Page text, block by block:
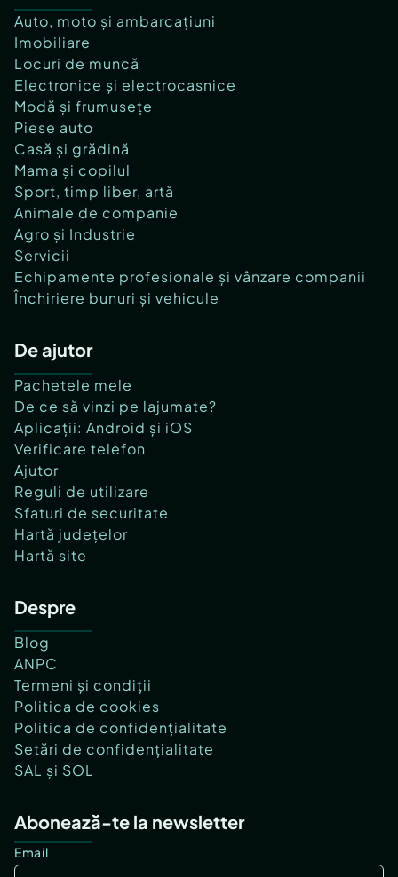
Auto, moto și ambarcațiuni
Imobiliare
Locuri de muncă
Electronice și electrocasnice
Modă și frumusețe
Piese auto
Casă și grădină
Mama și copilul
Sport, timp liber, artă
Animale de companie
Agro și Industrie
Servicii
Echipamente profesionale și vânzare companii
Închiriere bunuri și vehicule
De ajutor
Pachetele mele
De ce să vinzi pe lajumate?
Aplicații: Android și iOS
Verificare telefon
Ajutor
Reguli de utilizare
Sfaturi de securitate
Hartă județelor
Hartă site
Despre
Blog
ANPC
Termeni și condiții
Politica de cookies
Politica de confidențialitate
Setări de confidențialitate
SAL și SOL
Abonează-te la newsletter
Email